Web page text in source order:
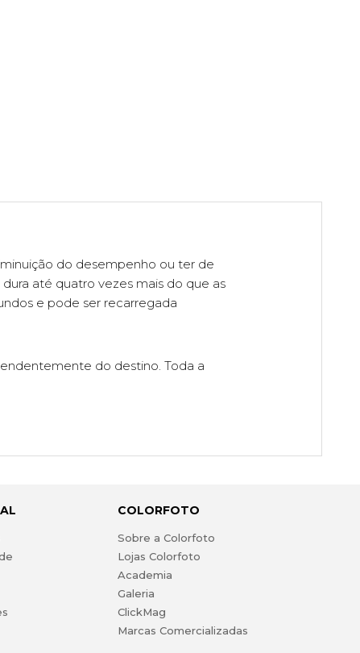
do desempenho ou ter de
até quatro vezes mais do que as
e pode ser recarregada
do destino. Toda a
COLORFOTO
Sobre a Colorfoto
Lojas Colorfoto
Academia
Galeria
ClickMag
Marcas Comercializadas